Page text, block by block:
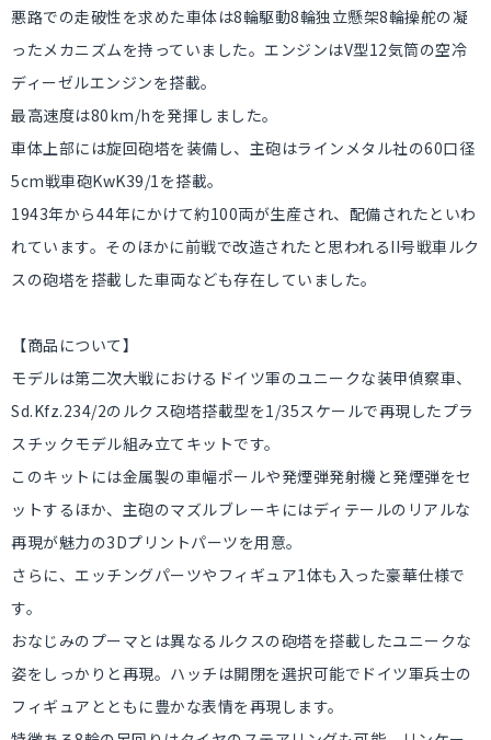
悪路での走破性を求めた車体は8輪駆動8輪独立懸架8輪操舵の凝
ったメカニズムを持っていました。エンジンはV型12気筒の空冷
ディーゼルエンジンを搭載。
最高速度は80km/hを発揮しました。
車体上部には旋回砲塔を装備し、主砲はラインメタル社の60口径
5cm戦車砲KwK39/1を搭載。
1943年から44年にかけて約100両が生産され、配備されたといわ
れています。そのほかに前戦で改造されたと思われるII号戦車ルク
スの砲塔を搭載した車両なども存在していました。
【商品について】
モデルは第二次大戦におけるドイツ軍のユニークな装甲偵察車、
Sd.Kfz.234/2のルクス砲塔搭載型を1/35スケールで再現したプラ
スチックモデル組み立てキットです。
このキットには金属製の車幅ポールや発煙弾発射機と発煙弾をセ
ットするほか、主砲のマズルブレーキにはディテールのリアルな
再現が魅力の3Dプリントパーツを用意。
さらに、エッチングパーツやフィギュア1体も入った豪華仕様で
す。
おなじみのプーマとは異なるルクスの砲塔を搭載したユニークな
姿をしっかりと再現。ハッチは開閉を選択可能でドイツ軍兵士の
フィギュアとともに豊かな表情を再現します。